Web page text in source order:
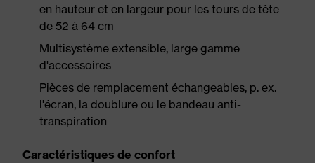
en hauteur et en largeur pour les tours de tête
de 52 à 64 cm
Multisystème extensible, large gamme
d'accessoires
Pièces de remplacement échangeables, p. ex.
l'écran, la doublure ou le bandeau anti-
transpiration
Caractéristiques de confort